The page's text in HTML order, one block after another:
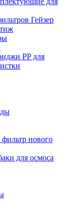
Гейзер
PP для
нового
для осмоса